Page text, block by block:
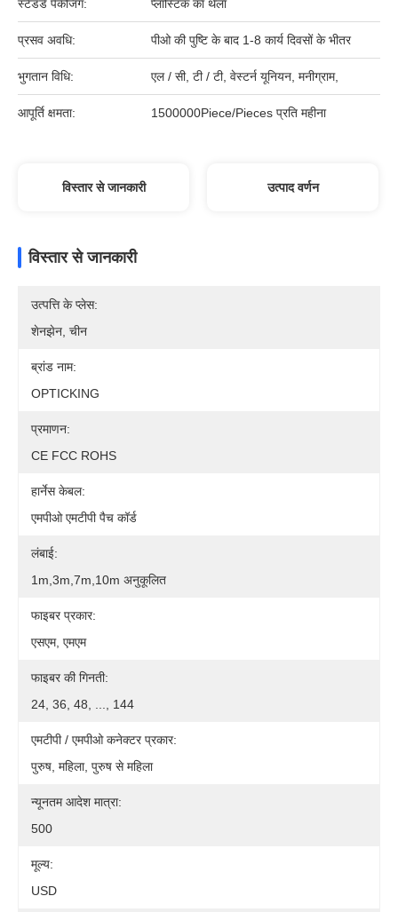
स्टैंडर्ड पैकेजिंग: प्लास्टिक का थैला
प्रसव अवधि: पीओ की पुष्टि के बाद 1-8 कार्य दिवसों के भीतर
भुगतान विधि: एल / सी, टी / टी, वेस्टर्न यूनियन, मनीग्राम,
आपूर्ति क्षमता: 1500000Piece/Pieces प्रति महीना
विस्तार से जानकारी उत्पाद वर्णन
विस्तार से जानकारी
उत्पत्ति के प्लेस:
शेनझेन, चीन
ब्रांड नाम:
OPTICKING
प्रमाणन:
CE FCC ROHS
हार्नेस केबल:
एमपीओ एमटीपी पैच कॉर्ड
लंबाई:
1m,3m,7m,10m अनुकूलित
फाइबर प्रकार:
एसएम, एमएम
फाइबर की गिनती:
24, 36, 48, ..., 144
एमटीपी / एमपीओ कनेक्टर प्रकार:
पुरुष, महिला, पुरुष से महिला
न्यूनतम आदेश मात्रा:
500
मूल्य:
USD